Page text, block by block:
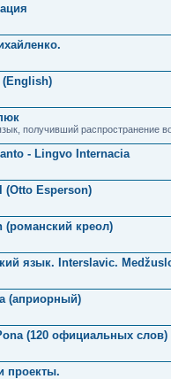
(English)
получивший распространение
- Lingvo Internacia
Esperson)
креол)
язык. Interslavic.
(априорный)
(120 официальных слов)
проекты.